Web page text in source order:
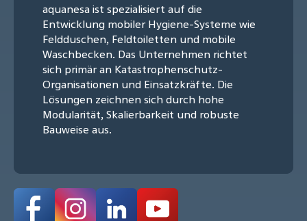
aquanesa ist spezialisiert auf die
Entwicklung mobiler Hygiene-Systeme wie
Feldduschen, Feldtoiletten und mobile
Waschbecken. Das Unternehmen richtet
sich primär an Katastrophenschutz-
Organisationen und Einsatzkräfte. Die
Lösungen zeichnen sich durch hohe
Modularität, Skalierbarkeit und robuste
Bauweise aus.